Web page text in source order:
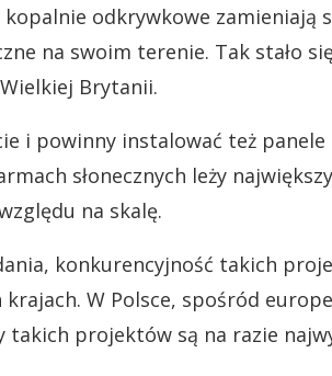
odkrywkowe zamieniają
na swoim terenie. Tak stało
Brytanii.
i powinny instalować też panele
słonecznych leży
na skalę.
konkurencyjność takich
W Polsce, spośród
takich projektów są na razie